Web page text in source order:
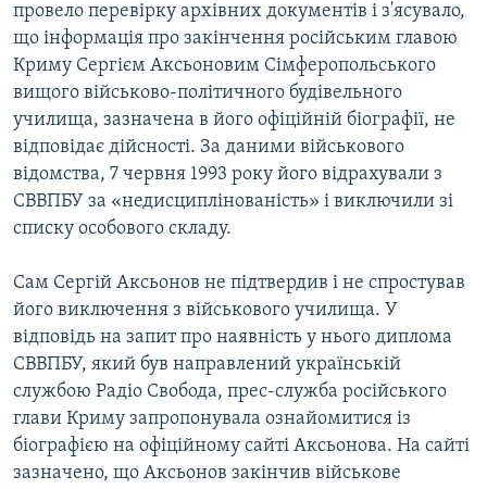
провело перевірку архівних документів і з'ясувало,
що інформація про закінчення російським главою
Криму Сергієм Аксьоновим Сімферопольського
вищого військово-політичного будівельного
училища, зазначена в його офіційній біографії, не
відповідає дійсності. За даними військового
відомства, 7 червня 1993 року його відрахували з
СВВПБУ за «недисциплінованість» і виключили зі
списку особового складу.
Сам Сергій Аксьонов не підтвердив і не спростував
його виключення з військового училища. У
відповідь на запит про наявність у нього диплома
СВВПБУ, який був направлений українській
службою Радіо Cвобода, прес-служба російського
глави Криму запропонувала ознайомитися із
біографією на офіційному сайті Аксьонова. На сайті
зазначено, що Аксьонов закінчив військове